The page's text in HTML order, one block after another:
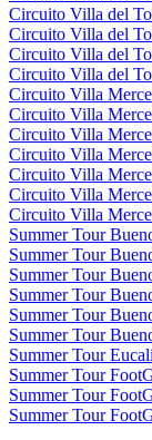
Circuito Villa del
Circuito Villa del
Circuito Villa del
Circuito Villa del
Circuito Villa
Circuito Villa
Circuito Villa
Circuito Villa
Circuito Villa
Circuito Villa
Circuito Villa
Summer Tour
Summer Tour
Summer Tour
Summer Tour
Summer Tour
Summer Tour
Summer Tour
Summer Tour
Summer Tour
Summer Tour